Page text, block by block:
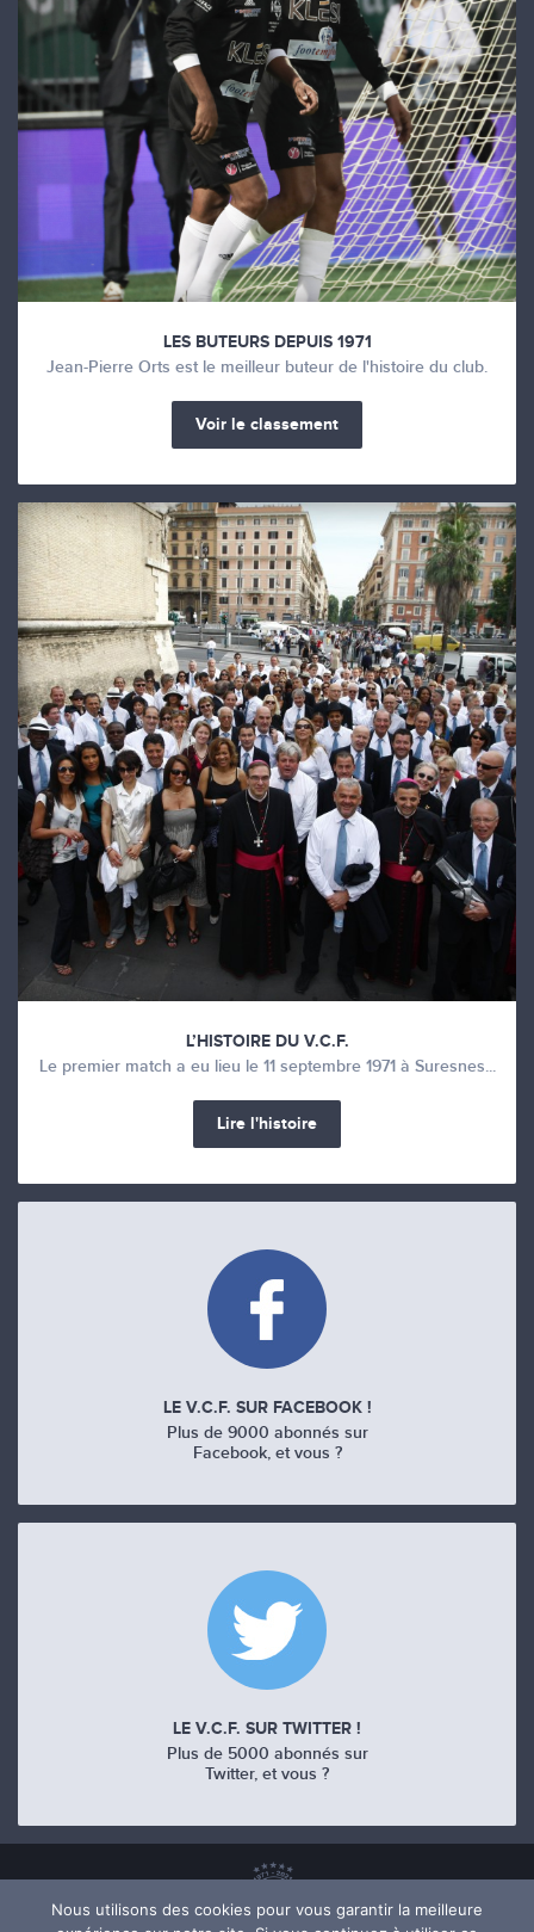
LES BUTEURS DEPUIS 1971
Jean-Pierre Orts est le meilleur buteur de l'histoire du club.
Voir le classement
L’HISTOIRE DU V.C.F.
Le premier match a eu lieu le 11 septembre 1971 à Suresnes...
Lire l'histoire
LE V.C.F. SUR FACEBOOK !
Plus de 9000 abonnés sur
Facebook, et vous ?
LE V.C.F. SUR TWITTER !
Plus de 5000 abonnés sur
Twitter, et vous ?
Nous utilisons des cookies pour vous garantir la meilleure